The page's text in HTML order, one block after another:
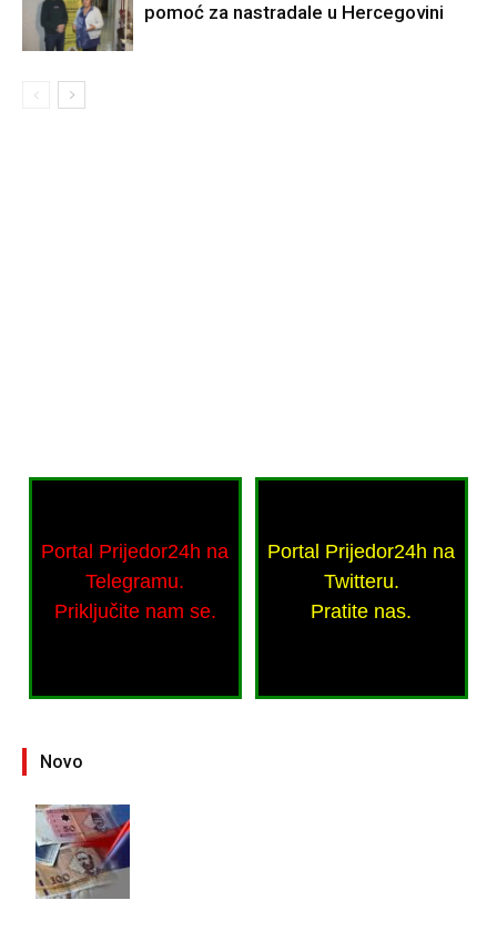
pomoć za nastradale u Hercegovini
Portal Prijedor24h na
Telegramu.
Priključite nam se.
Portal Prijedor24h na
Twitteru.
Pratite nas.
Novo